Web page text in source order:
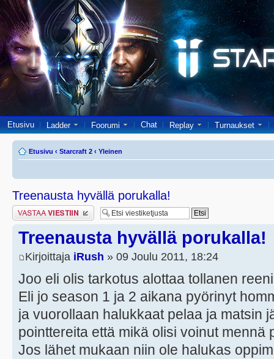
Etusivu Ladder Foorumi Chat Replay Turnaukset
Etusivu ‹ Starcraft 2 ‹ Yleinen
Treenausta hyvällä porukalla!
Lähetä vastaus
Treenausta hyvällä porukalla!
Kirjoittaja iRush » 09 Joulu 2011, 18:24
Joo eli olis tarkotus alottaa tollanen
Eli jo season 1 ja 2 aikana pyörinyt
ja vuorollaan halukkaat pelaa ja matsin
pointtereita että mikä olisi voinut mennä
Jos lähet mukaan niin ole halukas